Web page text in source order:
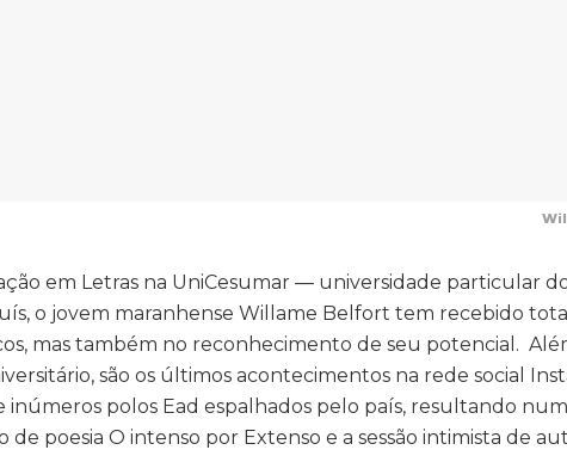
em Letras na UniCesumar — universidade particular
o jovem maranhense Willame Belfort tem recebido
mas também no reconhecimento de seu potencial.
são os últimos acontecimentos na rede social
polos Ead espalhados pelo país, resultando
de poesia O intenso por Extenso e a sessão intimista de